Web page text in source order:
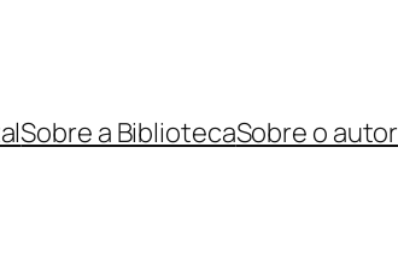
Sobre a BibliotecaSobre o autor